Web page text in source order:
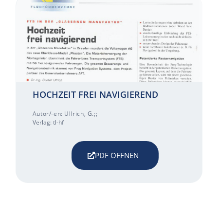
HOCHZEIT FREI NAVIGIEREND
Autor/-en: Ullrich, G.;;
Verlag: tl-hf
PDF ÖFFNEN